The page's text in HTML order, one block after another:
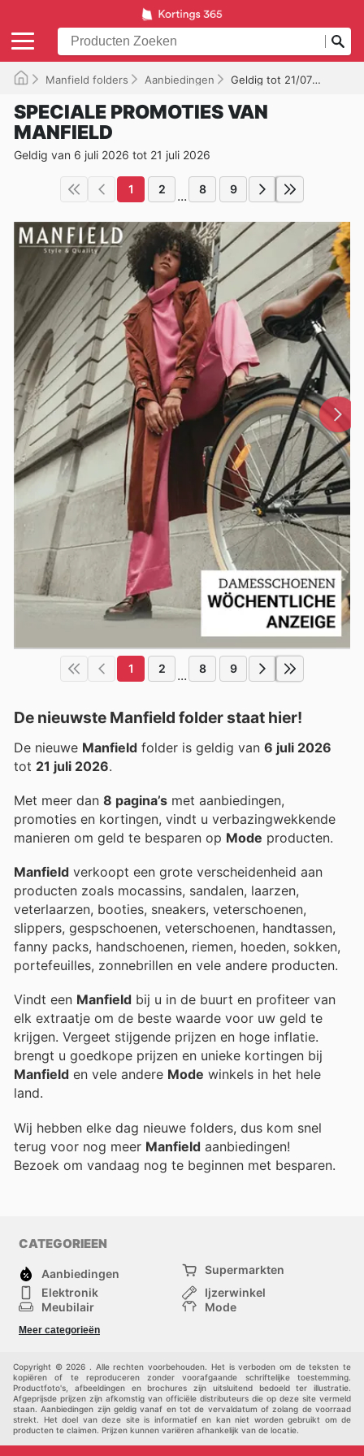
Manfield folders Aanbiedingen Geldig tot 21/07/2026
SPECIALE PROMOTIES VAN
MANFIELD
Geldig van 6 juli 2026 tot 21 juli 2026
1 2 ... 8 9
1 2 ... 8 9
De nieuwste Manfield folder staat hier!
De nieuwe Manfield folder is geldig van 6 juli 2026
tot 21 juli 2026.
Met meer dan 8 pagina’s met aanbiedingen,
promoties en kortingen, vindt u verbazingwekkende
manieren om geld te besparen op Mode producten.
Manfield verkoopt een grote verscheidenheid aan
producten zoals mocassins, sandalen, laarzen,
veterlaarzen, booties, sneakers, veterschoenen,
slippers, gespschoenen, veterschoenen, handtassen,
fanny packs, handschoenen, riemen, hoeden, sokken,
portefeuilles, zonnebrillen en vele andere producten.
Vindt een Manfield bij u in de buurt en profiteer van
elk extraatje om de beste waarde voor uw geld te
krijgen. Vergeet stijgende prijzen en hoge inflatie.
brengt u goedkope prijzen en unieke kortingen bij
Manfield en vele andere Mode winkels in het hele
land.
Wij hebben elke dag nieuwe folders, dus kom snel
terug voor nog meer Manfield aanbiedingen!
Bezoek om vandaag nog te beginnen met besparen.
CATEGORIEEN
Aanbiedingen
Supermarkten
Elektronik
Ijzerwinkel
Meubilair
Mode
Schoonheid
Meer categorieën
Copyright © 2026 . Alle rechten voorbehouden. Het is verboden om de teksten te
kopiëren of te reproduceren zonder voorafgaande schriftelijke toestemming.
Productfoto's, afbeeldingen en brochures zijn uitsluitend bedoeld ter illustratie.
Afgeprijsde prijzen zijn afkomstig van officiële distributeurs die op deze site vermeld
staan. Aanbiedingen zijn geldig vanaf en tot de vervaldatum of zolang de voorraad
strekt. Het doel van deze site is informatief en kan niet worden gebruikt om de
producten te claimen. Prijzen kunnen variëren afhankelijk van de locatie.